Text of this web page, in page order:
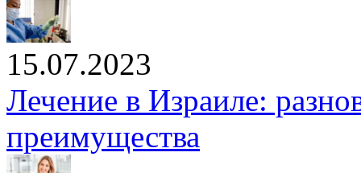
15.07.2023
Лечение в Израиле:
преимущества